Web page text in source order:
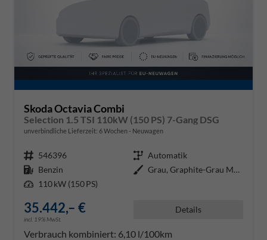
Skoda Octavia Combi
Selection 1.5 TSI 110kW (150 PS) 7-Gang DSG
unverbindliche Lieferzeit: 6 Wochen Neuwagen
Fahrzeugnr. 546396 Getriebe Automatik
Kraftstoff Benzin Außenfarbe
Grau, Graphite-Grau Metallic (5X
Leistung 110 kW (150 PS)
35.442,– €
incl. 19% MwSt.
Details
Verbrauch kombiniert: 6,10 l/100km